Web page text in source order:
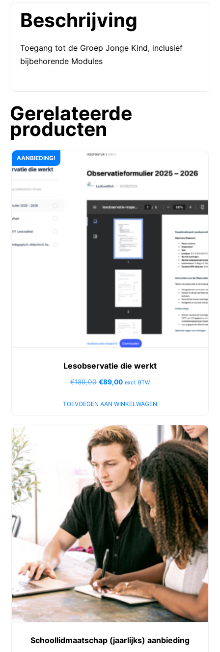
Beschrijving
Toegang tot de Groep Jonge Kind, inclusief
bijbehorende Modules
Gerelateerde
producten
AANBIEDING!
Lesobservatie die werkt
€189,00 €89,00 excl. BTW
TOEVOEGEN AAN WINKELWAGEN
Schoollidmaatschap (jaarlijks) aanbieding